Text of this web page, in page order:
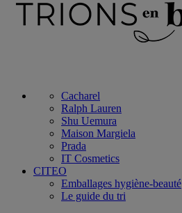
Cacharel
Ralph Lauren
Shu Uemura
Maison Margiela
Prada
IT Cosmetics
CITEO
Emballages hygiène-beauté
Le guide du tri